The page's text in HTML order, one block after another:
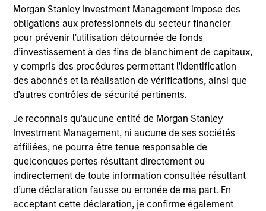
Morgan Stanley Investment Management impose des
obligations aux professionnels du secteur financier
pour prévenir l’utilisation détournée de fonds
d’investissement à des fins de blanchiment de capitaux,
y compris des procédures permettant l'identification
des abonnés et la réalisation de vérifications, ainsi que
d'autres contrôles de sécurité pertinents.
Je reconnais qu'aucune entité de Morgan Stanley
Investment Management, ni aucune de ses sociétés
affiliées, ne pourra être tenue responsable de
quelconques pertes résultant directement ou
indirectement de toute information consultée résultant
d’une déclaration fausse ou erronée de ma part. En
acceptant cette déclaration, je confirme également
developed, emerging and select frontier markets on an
unconstrained basis. The managers seek to generate
alpha through high conviction allocations to countries,
sectors, industries, and securities.
3
A combination of Growth and Value investing
styles
Style allocations are actively adjusted as we move
through the economic cycle. We position the portfolio in
those stocks that best represent our definition of
‘Sustainable Growers’ or ‘Compelling Value’ opportunities.